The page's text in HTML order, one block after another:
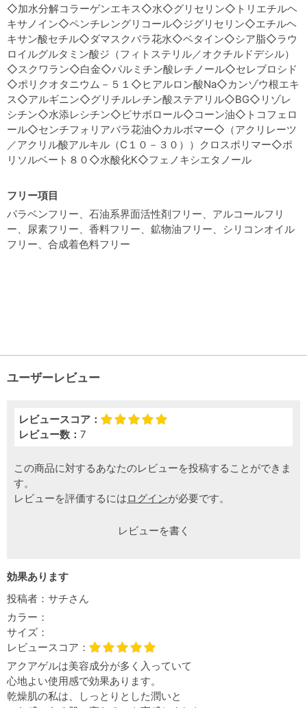
◇加水分解コラーゲンエキス◇水◇グリセリン◇トリエチルヘ
キサノイン◇ペンチレングリコール◇ジグリセリン◇エチルヘ
キサン酸セチル◇ダマスクバラ花水◇ベタイン◇シア脂◇ラウ
ロイルグルタミン酸ジ（フィトステリル／オクチルドデシル）
◇スクワラン◇白金◇パルミチン酸レチノール◇セレブロシド
◇ポリクオタニウム－５１◇ヒアルロン酸Na◇カンゾウ根エキ
ス◇アルギニン◇グリチルレチン酸ステアリル◇BG◇リゾレ
シチン◇水添レシチン◇ビサボロール◇コーン油◇トコフェロ
ール◇センチフォリアバラ花油◇カルボマー◇（アクリレーツ
／アクリル酸アルキル（C１０－３０））クロスポリマー◇ポ
リソルベート８０◇水酸化K◇フェノキシエタノール
フリー項目
パラベンフリー、石油系界面活性剤フリー、アルコールフリ
ー、尿素フリー、香料フリー、鉱物油フリー、シリコンオイル
フリー、合成着色料フリー
ユーザーレビュー
レビュースコア：
レビュー数： 7
この商品に対するあなたのレビューを投稿することができま
す。
レビューを評価するにはログインが必要です。
レビューを書く
効果あります
投稿者： サチさん
カラー：
サイズ：
レビュースコア：
アクアゲルは美容成分が多く入っていて
心地よい使用感で効果あります。
乾燥肌の私は、しっとりとした潤いと